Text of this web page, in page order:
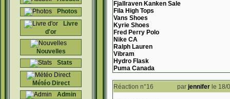
Photos
Livre
d'or
Nouvelles
Stats
Météo Direct
Admin
Fjallraven Kanken Sale
Fila High Tops
Vans Shoes
Kyrie Shoes
Fred Perry Polo
Nike CA
Ralph Lauren
Vibram
Hydro Flask
Puma Canada
Réaction n°16 par jennifer le 18/